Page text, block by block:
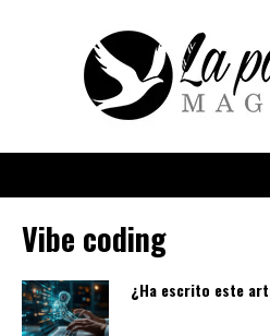
Vibe coding
¿Ha escrito este